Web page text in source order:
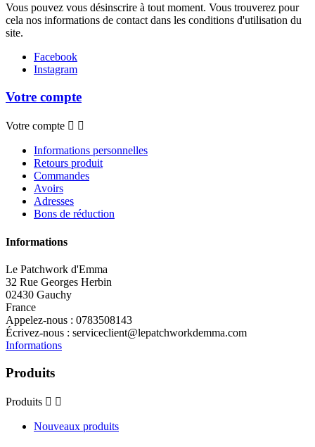
Vous pouvez vous désinscrire à tout moment. Vous trouverez pour
cela nos informations de contact dans les conditions d'utilisation du
site.
Facebook
Instagram
Votre compte
Votre compte  
Informations personnelles
Retours produit
Commandes
Avoirs
Adresses
Bons de réduction
Informations
Le Patchwork d'Emma
32 Rue Georges Herbin
02430 Gauchy
France
Appelez-nous : 0783508143
Écrivez-nous : serviceclient@lepatchworkdemma.com
Informations
Produits
Produits  
Nouveaux produits